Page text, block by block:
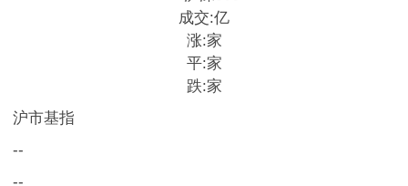
成交:亿
涨:家
平:家
跌:家
沪市基指
--
--